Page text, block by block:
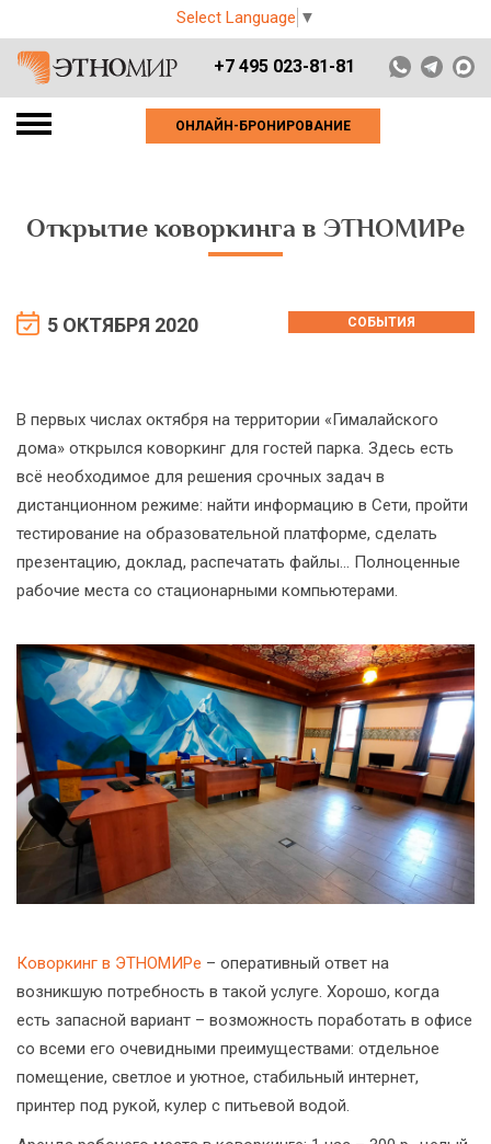
Select Language ▼
+7 495 023-81-81
ОНЛАЙН-БРОНИРОВАНИЕ
Открытие коворкинга в ЭТНОМИРе
5 ОКТЯБРЯ 2020 СОБЫТИЯ
В первых числах октября на территории «Гималайского
дома» открылся коворкинг для гостей парка. Здесь есть
всё необходимое для решения срочных задач в
дистанционном режиме: найти информацию в Сети, пройти
тестирование на образовательной платформе, сделать
презентацию, доклад, распечатать файлы… Полноценные
рабочие места со стационарными компьютерами.
Коворкинг в ЭТНОМИРе – оперативный ответ на
возникшую потребность в такой услуге. Хорошо, когда
есть запасной вариант – возможность поработать в офисе
со всеми его очевидными преимуществами: отдельное
помещение, светлое и уютное, стабильный интернет,
принтер под рукой, кулер с питьевой водой.